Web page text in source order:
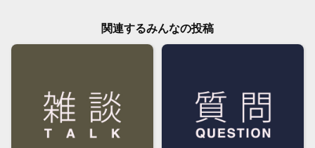
関連するみんなの投稿